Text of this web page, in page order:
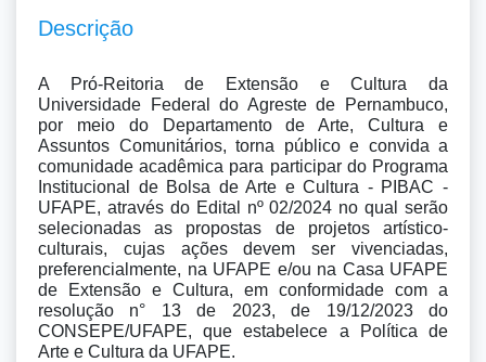
Descrição
A Pró-Reitoria de Extensão e Cultura da
Universidade Federal do Agreste de Pernambuco,
por meio do Departamento de Arte, Cultura e
Assuntos Comunitários, torna público e convida a
comunidade acadêmica para participar do Programa
Institucional de Bolsa de Arte e Cultura - PIBAC -
UFAPE, através do Edital nº 02/2024 no qual serão
selecionadas as propostas de projetos artístico-
culturais, cujas ações devem ser vivenciadas,
preferencialmente, na UFAPE e/ou na Casa UFAPE
de Extensão e Cultura, em conformidade com a
resolução n° 13 de 2023, de 19/12/2023 do
CONSEPE/UFAPE, que estabelece a Política de
Arte e Cultura da UFAPE.